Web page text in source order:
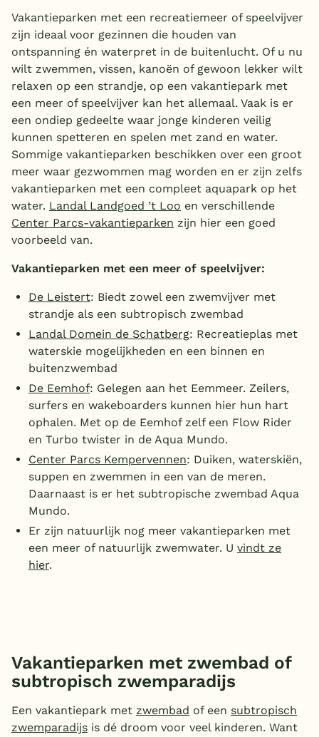
Nederland
Veluwe
Texel
Limburg
Duitsland
België
Blog
Onze e-boeken
Vakantieparken met een recreatiemeer of speelvijver
zijn ideaal voor gezinnen die houden van
ontspanning én waterpret in de buitenlucht. Of u nu
wilt zwemmen, vissen, kanoën of gewoon lekker wilt
relaxen op een strandje, op een vakantiepark met
een meer of speelvijver kan het allemaal. Vaak is er
een ondiep gedeelte waar jonge kinderen veilig
kunnen spetteren en spelen met zand en water.
Sommige vakantieparken beschikken over een groot
meer waar gezwommen mag worden en er zijn zelfs
vakantieparken met een compleet aquapark op het
water. Landal Landgoed ’t Loo en verschillende
Center Parcs-vakantieparken zijn hier een goed
voorbeeld van.
Vakantieparken met een meer of speelvijver:
De Leistert: Biedt zowel een zwemvijver met
strandje als een subtropisch zwembad
Landal Domein de Schatberg: Recreatieplas met
waterskie mogelijkheden en een binnen en
buitenzwembad
De Eemhof: Gelegen aan het Eemmeer. Zeilers,
surfers en wakeboarders kunnen hier hun hart
ophalen. Met op de Eemhof zelf een Flow Rider
en Turbo twister in de Aqua Mundo.
Center Parcs Kempervennen: Duiken, waterskiën,
suppen en zwemmen in een van de meren.
Daarnaast is er het subtropische zwembad Aqua
Mundo.
Er zijn natuurlijk nog meer vakantieparken met
een meer of natuurlijk zwemwater. U vindt ze
hier.
Vakantieparken met zwembad of
subtropisch zwemparadijs
Een vakantiepark met zwembad of een subtropisch
zwemparadijs is dé droom voor veel kinderen. Want